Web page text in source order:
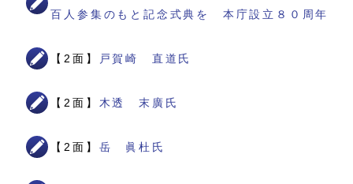
百人参集のもと記念式典を 本庁設立８０周年
【2面】 戸賀崎 直道氏
【2面】 木透 末廣氏
【2面】 岳 眞杜氏